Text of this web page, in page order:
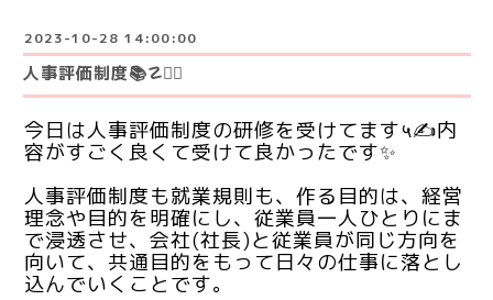
2023-10-28 14:00:00
人事評価制度📚☡✍🏻
今日は人事評価制度の研修を受けてます५✍内
容がすごく良くて受けて良かったです✨
人事評価制度も就業規則も、作る目的は、経営
理念や目的を明確にし、従業員一人ひとりにま
で浸透させ、会社(社長)と従業員が同じ方向を
向いて、共通目的をもって日々の仕事に落とし
込んでいくことです。